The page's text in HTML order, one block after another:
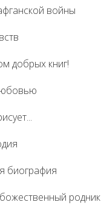
войны
добрых книг!
биография
родник